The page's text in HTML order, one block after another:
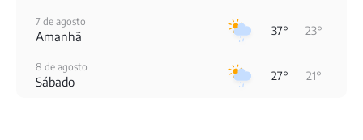
7 de agosto
Amanhã 37° 23°
8 de agosto
Sábado 27° 21°